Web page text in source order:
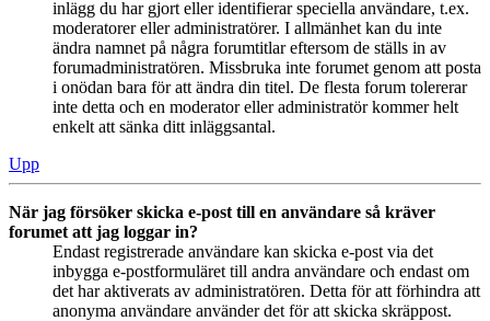
inlägg du har gjort eller identifierar speciella användare, t.ex.
moderatorer eller administratörer. I allmänhet kan du inte
ändra namnet på några forumtitlar eftersom de ställs in av
forumadministratören. Missbruka inte forumet genom att posta
i onödan bara för att ändra din titel. De flesta forum tolererar
inte detta och en moderator eller administratör kommer helt
enkelt att sänka ditt inläggsantal.
Upp
När jag försöker skicka e-post till en användare så kräver
forumet att jag loggar in?
Endast registrerade användare kan skicka e-post via det
inbygga e-postformuläret till andra användare och endast om
det har aktiverats av administratören. Detta för att förhindra att
anonyma användare använder det för att skicka skräppost.